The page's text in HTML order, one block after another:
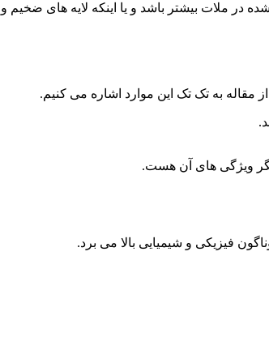
شده در ملات بیشتر باشد و یا اینکه لایه های
مقاله به تک تک این موارد اشاره می کنیم.
ویژگی های آن هست.
فیزیکی و شیمیایی بالا می برد.